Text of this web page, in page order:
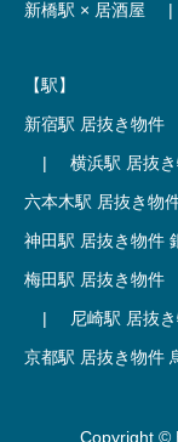
新橋駅 × 居酒屋
|
【駅】
新宿駅 居抜き物件
|
横浜駅 居抜
六本木駅 居抜き物
神田駅 居抜き物件
梅田駅 居抜き物件
|
尼崎駅 居抜
京都駅 居抜き物件
Copyright ©